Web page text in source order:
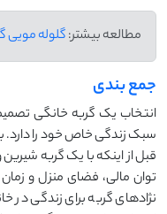
مطالعه بیشتر:گلوله مویی
جمع بندی
انتخاب یک گربه خانگی
سبک زندگی خاص خود را دارد.
قبل از اینکه با یک گربه
توان مالی، فضای منزل و زمان
نژادهای گربه برای زندگی در